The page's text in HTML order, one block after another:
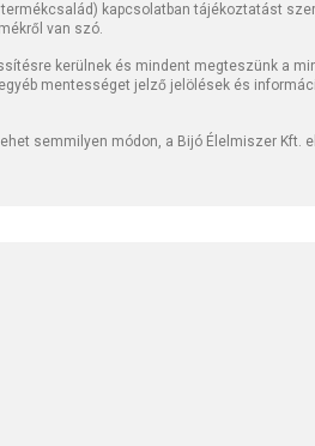
kapcsolatban tájékoztatást
van szó.
kerülnek és mindent megteszünk a
mentességet jelző jelölések és
semmilyen módon, a Bijó Élelmiszer